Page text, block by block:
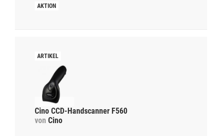
Cino CCD-Handscanner F560
von Cino